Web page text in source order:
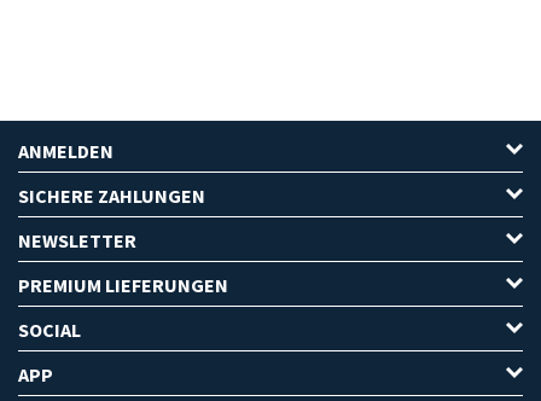
ANMELDEN
SICHERE ZAHLUNGEN
NEWSLETTER
PREMIUM LIEFERUNGEN
SOCIAL
APP